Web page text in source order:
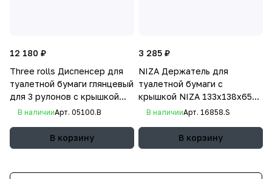
12 180 ₽
Three rolls Диспенсер для
туалетной бумаги глянцевый
для 3 рулонов с крышкой
330х120х127 мм
В наличииАрт. 05100.B
В корзину
3 285 ₽
NIZA Держатель для
туалетной бумаги с
крышкой NIZA 133х138х65
ммВ наличииАрт. 16858.S
В корзину